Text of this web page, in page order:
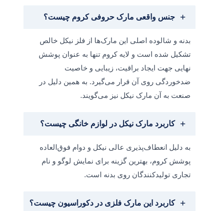
جنس واقعی مارک حروفی کروم چیست؟
بدنه و شالوده اصلی این مارک‌ها از فلز نیکل خالص
تشکیل شده است و لایه کروم تنها به عنوان پوشش
نهایی جهت ایجاد براقیت، زیبایی و خاصیت
ضدخوردگی روی آن قرار می‌گیرد. به همین دلیل در
صنعت به آن مارک نیکل نیز می‌گویند.
کاربرد مارک نیکل در لوازم خانگی چیست؟
به دلیل انعطاف‌پذیری عالی نیکل و دوام فوق‌العاده
پوشش کروم، بهترین گزینه برای نمایش لوگو و نام
تجاری تولیدکنندگان روی بدنه است.
کاربرد این مارک فلزی در دکوراسیون چیست؟